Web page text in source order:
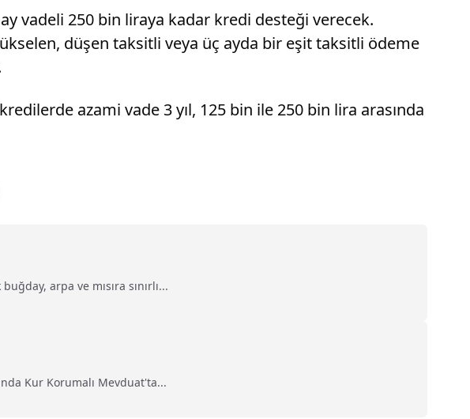
vadeli 250 bin liraya kadar kredi desteği verecek.
düşen taksitli veya üç ayda bir eşit taksitli ödeme
azami vade 3 yıl, 125 bin ile 250 bin lira arasında
arpa ve mısıra sınırlı...
Kur Korumalı Mevduat'ta...